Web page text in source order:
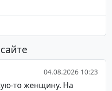
04.08.2026 10:23
то женщину. На